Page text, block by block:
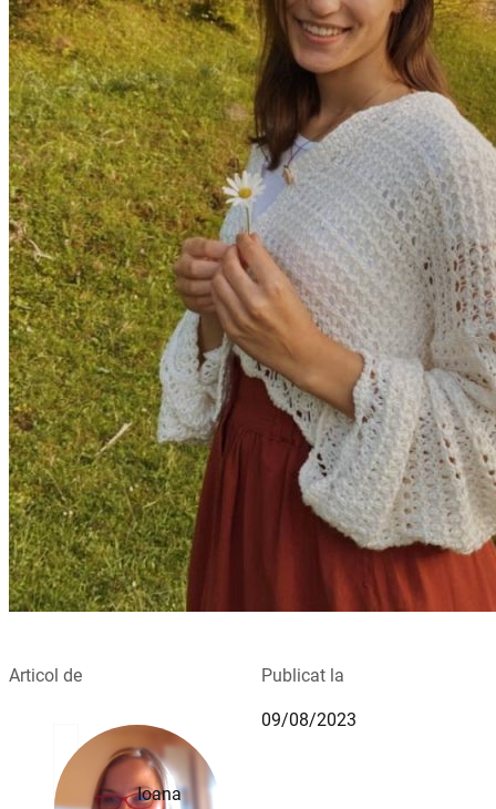
Articol de
Ioana
Publicat la
09/08/2023